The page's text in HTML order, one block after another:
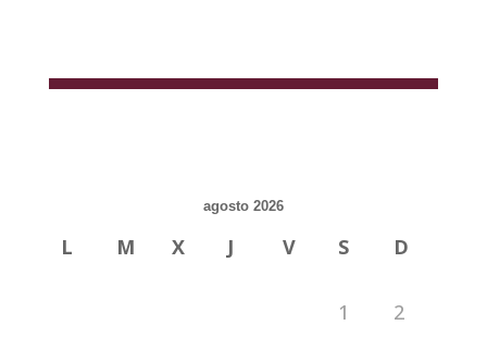
agosto 2026
L M X J V S D
1 2